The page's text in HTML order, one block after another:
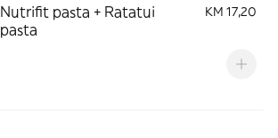
Nutrifit pasta + Ratatui
pasta
KM 17,20